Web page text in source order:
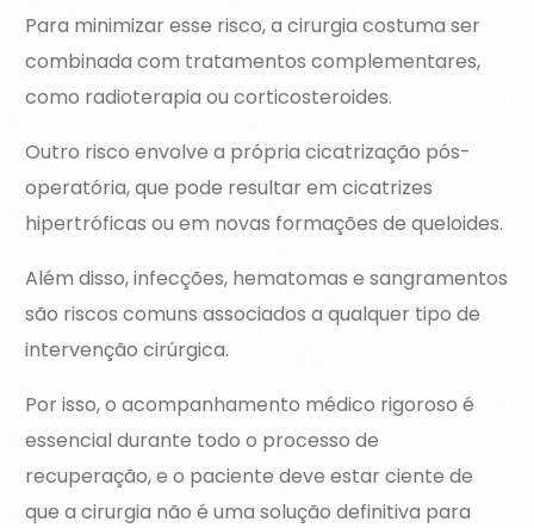
Para minimizar esse risco, a cirurgia costuma ser
combinada com tratamentos complementares,
como radioterapia ou corticosteroides.
Outro risco envolve a própria cicatrização pós-
operatória, que pode resultar em cicatrizes
hipertróficas ou em novas formações de queloides.
Além disso, infecções, hematomas e sangramentos
são riscos comuns associados a qualquer tipo de
intervenção cirúrgica.
Por isso, o acompanhamento médico rigoroso é
essencial durante todo o processo de
recuperação, e o paciente deve estar ciente de
que a cirurgia não é uma solução definitiva para